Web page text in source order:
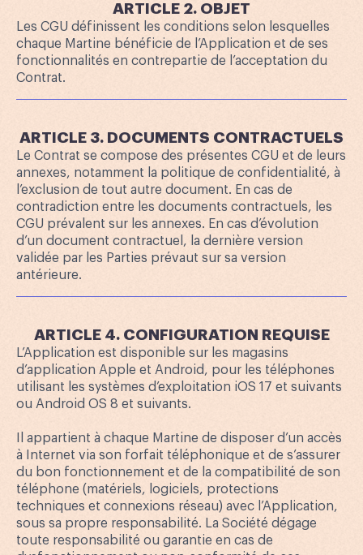
ARTICLE 2. OBJET
Les CGU définissent les conditions selon lesquelles
chaque Martine bénéficie de l’Application et de ses
fonctionnalités en contrepartie de l’acceptation du
Contrat.
ARTICLE 3. DOCUMENTS CONTRACTUELS
Le Contrat se compose des présentes CGU et de leurs
annexes, notamment la politique de confidentialité, à
l’exclusion de tout autre document. En cas de
contradiction entre les documents contractuels, les
CGU prévalent sur les annexes. En cas d’évolution
d’un document contractuel, la dernière version
validée par les Parties prévaut sur sa version
antérieure.
ARTICLE 4. CONFIGURATION REQUISE
L’Application est disponible sur les magasins
d’application Apple et Android, pour les téléphones
utilisant les systèmes d’exploitation iOS 17 et suivants
ou Android OS 8 et suivants.
Il appartient à chaque Martine de disposer d’un accès
à Internet via son forfait téléphonique et de s’assurer
du bon fonctionnement et de la compatibilité de son
téléphone (matériels, logiciels, protections
techniques et connexions réseau) avec l’Application,
sous sa propre responsabilité. La Société dégage
toute responsabilité ou garantie en cas de